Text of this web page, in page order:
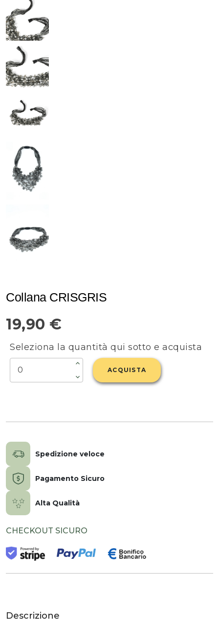
Collana CRISGRIS
19,90 €
Seleziona la quantità qui sotto e acquista
ACQUISTA
Spedizione veloce
Pagamento Sicuro
Alta Qualità
CHECKOUT SICURO
Descrizione